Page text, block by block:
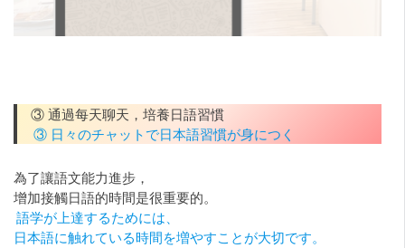
③ 通過每天聊天，培養日語習慣
③ 日々のチャットで日本語習慣が身につく
為了讓語文能力進步，
增加接觸日語的時間是很重要的。
語学が上達するためには、
日本語に触れている時間を増やすことが大切です。